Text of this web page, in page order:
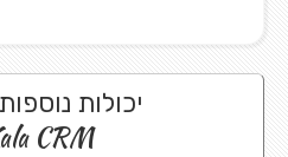
יכולות
CRM